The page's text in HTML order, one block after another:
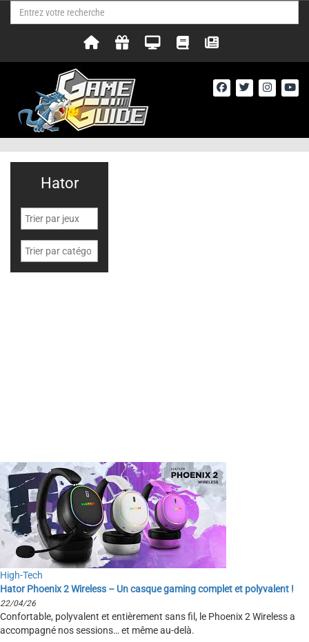
High-Tech
Hator Phoenix 2 Wireless – Un casque gaming complet et polyvalent !
22/04/26
Confortable, polyvalent et entièrement sans fil, le Phoenix 2 Wireless a
accompagné nos sessions… et même au-delà.
Hator